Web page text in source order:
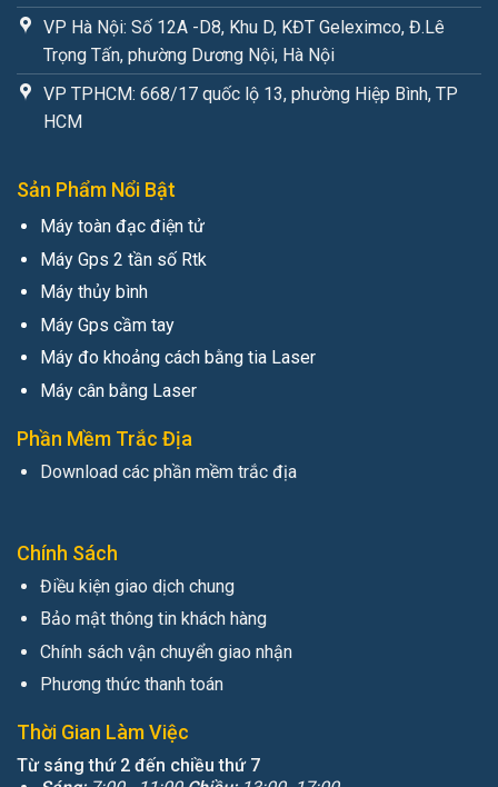
VP Hà Nội: Số 12A -D8, Khu D, KĐT Geleximco, Đ.Lê
Trọng Tấn, phường Dương Nội, Hà Nội
VP TPHCM: 668/17 quốc lộ 13, phường Hiệp Bình, TP
HCM
Sản Phẩm Nổi Bật
Máy toàn đạc điện tử
Máy Gps 2 tần số Rtk
Máy thủy bình
Máy Gps cầm tay
Máy đo khoảng cách bằng tia Laser
Máy cân bằng Laser
Phần Mềm Trắc Địa
Download các phần mềm trắc địa
Chính Sách
Điều kiện giao dịch chung
Bảo mật thông tin khách hàng
Chính sách vận chuyển giao nhận
Phương thức thanh toán
Thời Gian Làm Việc
Từ sáng thứ 2 đến chiều thứ 7